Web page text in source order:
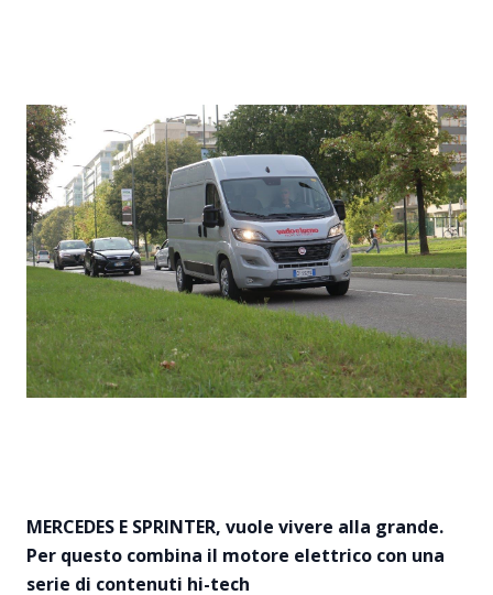
MERCEDES E SPRINTER, vuole vivere alla grande.
Per questo combina il motore elettrico con una
serie di contenuti hi-tech